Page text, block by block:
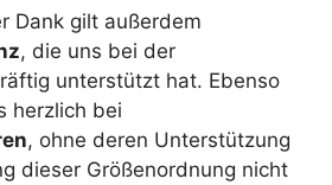
Dank gilt außerdem
, die uns bei der
unterstützt hat. Ebenso
herzlich bei
, ohne deren Unterstützung
dieser Größenordnung nicht